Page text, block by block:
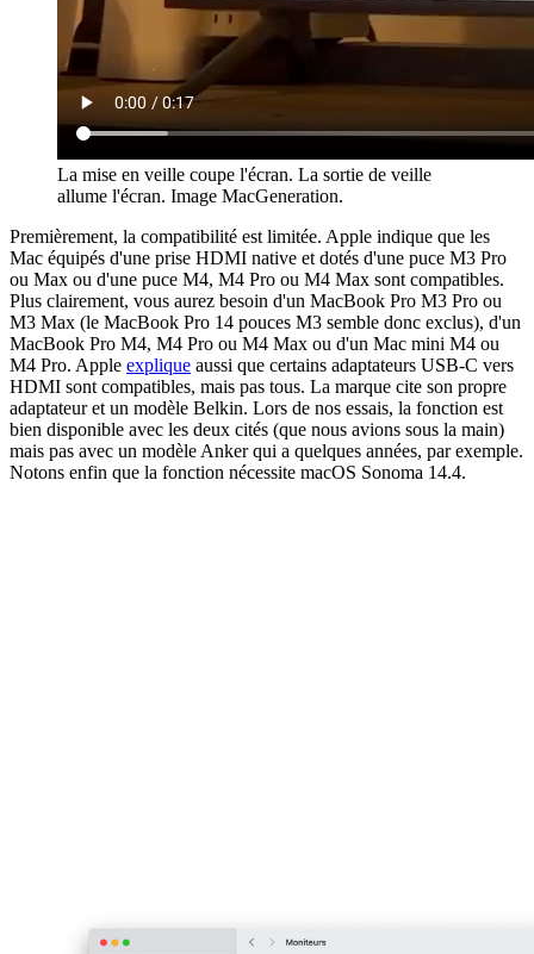
La mise en veille coupe l'écran. La sortie de veille
allume l'écran. Image MacGeneration.
Premièrement, la compatibilité est limitée. Apple indique que les
Mac équipés d'une prise HDMI native et dotés d'une puce M3 Pro
ou Max ou d'une puce M4, M4 Pro ou M4 Max sont compatibles.
Plus clairement, vous aurez besoin d'un MacBook Pro M3 Pro ou
M3 Max (le MacBook Pro 14 pouces M3 semble donc exclus), d'un
MacBook Pro M4, M4 Pro ou M4 Max ou d'un Mac mini M4 ou
M4 Pro. Apple explique aussi que certains adaptateurs USB-C vers
HDMI sont compatibles, mais pas tous. La marque cite son propre
adaptateur et un modèle Belkin. Lors de nos essais, la fonction est
bien disponible avec les deux cités (que nous avions sous la main)
mais pas avec un modèle Anker qui a quelques années, par exemple.
Notons enfin que la fonction nécessite macOS Sonoma 14.4.